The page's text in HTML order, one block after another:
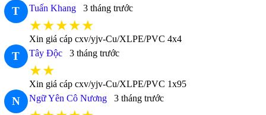
T Tuấn Khang 3 tháng trước
★★★★★
Xin giá cáp cxv/yjv-Cu/XLPE/PVC 4x4
T Tây Độc 3 tháng trước
★★
Xin giá cáp cxv/yjv-Cu/XLPE/PVC 1x95
N Ngữ Yên Cô Nương 3 tháng trước